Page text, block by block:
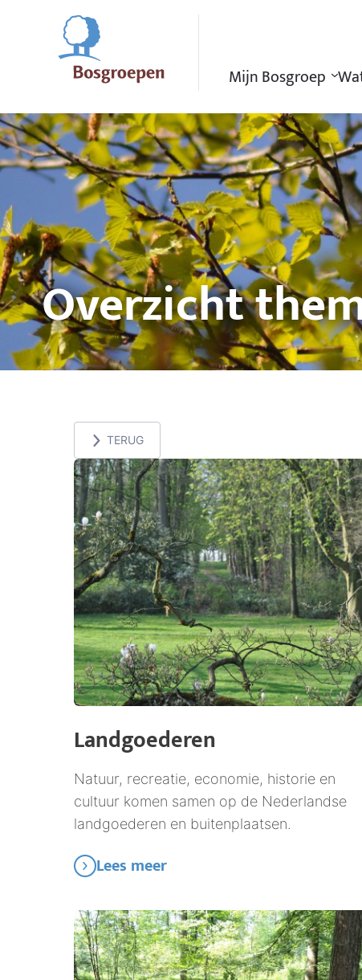
Ga naar de startpagina
Mijn Bosgroep
Overzicht
TERUG
Landgoederen
Natuur, recreatie, economie, historie en
cultuur komen samen op de Nederlandse
landgoederen en buitenplaatsen.
Lees meer